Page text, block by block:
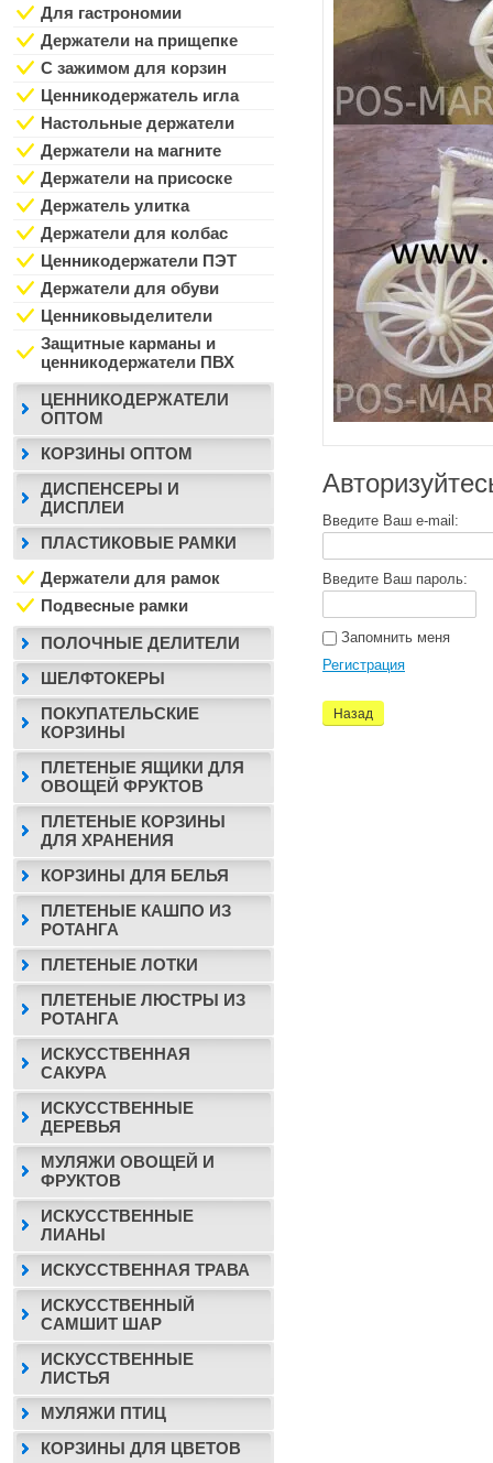
Введите Ваш e-mail:
Введите Ваш пароль:
Запомнить меня
Регистрация
Назад
Для гастрономии
Держатели на прищепке
С зажимом для корзин
Ценникодержатель игла
Настольные держатели
Держатели на магните
Держатели на присоске
Держатель улитка
Держатели для колбас
Ценникодержатели ПЭТ
Держатели для обуви
Ценниковыделители
Защитные карманы и
ценникодержатели ПВХ
ЦЕННИКОДЕРЖАТЕЛИ
ОПТОМ
КОРЗИНЫ ОПТОМ
ДИСПЕНСЕРЫ И
ДИСПЛЕИ
ПЛАСТИКОВЫЕ РАМКИ
Держатели для рамок
Подвесные рамки
ПОЛОЧНЫЕ ДЕЛИТЕЛИ
ШЕЛФТОКЕРЫ
ПОКУПАТЕЛЬСКИЕ
КОРЗИНЫ
ПЛЕТЕНЫЕ ЯЩИКИ ДЛЯ
ОВОЩЕЙ ФРУКТОВ
ПЛЕТЕНЫЕ КОРЗИНЫ
ДЛЯ ХРАНЕНИЯ
КОРЗИНЫ ДЛЯ БЕЛЬЯ
ПЛЕТЕНЫЕ КАШПО ИЗ
РОТАНГА
ПЛЕТЕНЫЕ ЛОТКИ
ПЛЕТЕНЫЕ ЛЮСТРЫ ИЗ
РОТАНГА
ИСКУССТВЕННАЯ
САКУРА
ИСКУССТВЕННЫЕ
ДЕРЕВЬЯ
МУЛЯЖИ ОВОЩЕЙ И
ФРУКТОВ
ИСКУССТВЕННЫЕ
ЛИАНЫ
ИСКУССТВЕННАЯ ТРАВА
ИСКУССТВЕННЫЙ
САМШИТ ШАР
ИСКУССТВЕННЫЕ
ЛИСТЬЯ
МУЛЯЖИ ПТИЦ
КОРЗИНЫ ДЛЯ ЦВЕТОВ